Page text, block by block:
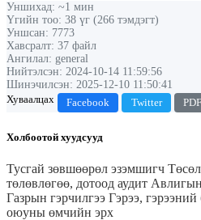
Уншихад: ~1 мин
Үгийн тоо: 38 үг (266 тэмдэгт)
Уншсан: 7773
Хавсралт: 37 файл
Ангилал: general
Нийтэлсэн: 2024-10-14 11:59:56
Шинэчилсэн: 2025-12-10 11:50:41
Хуваалцах
Facebook Twitter PDF
Холбоотой хуудсууд
Тусгай зөвшөөрөл эзэмшигч
төлөвлөгөө, дотоод аудит Авлигын
Газрын гэрчилгээ Гэрээ, гэрээний
оюуны өмчийн эрх